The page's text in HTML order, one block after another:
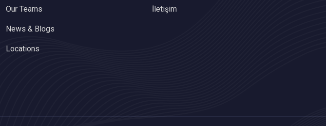
Our Teams
News & Blogs
Locations
İletişim